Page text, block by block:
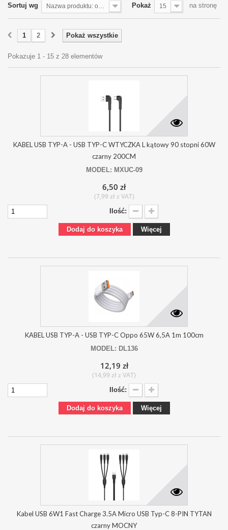
Sortuj wg Nazwa produktu: od Z do A Pokaż 15 na stronę
Pokaż wszystkie
1 2
Pokazuje 1 - 15 z 28 elementów
KABEL USB TYP-A - USB TYP-C WTYCZKA L kątowy 90 stopni 60W
czarny 200CM
MODEL: MXUC-09
6,50 zł
(7,99 zł z VAT)
Ilość:
Dodaj do koszyka Więcej
KABEL USB TYP-A - USB TYP-C Oppo 65W 6,5A 1m 100cm
MODEL: DL136
12,19 zł
(14,99 zł z VAT)
Ilość:
Dodaj do koszyka Więcej
Kabel USB 6W1 Fast Charge 3.5A Micro USB Typ-C 8-PIN TYTAN
czarny MOCNY